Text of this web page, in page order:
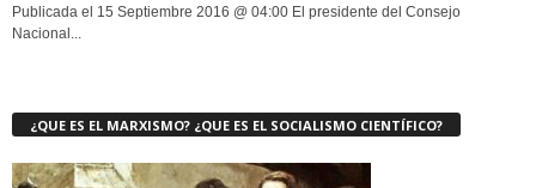
Publicada el 15 Septiembre 2016 @ 04:00 El presidente del Consejo
Nacional...
¿QUE ES EL MARXISMO? ¿QUE ES EL SOCIALISMO CIENTÍFICO?